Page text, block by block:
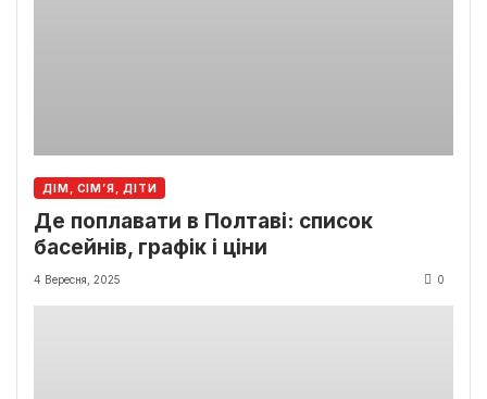
ДІМ, СІМ’Я, ДІТИ
Де поплавати в Полтаві: список
басейнів, графік і ціни
4 Вересня, 2025 0